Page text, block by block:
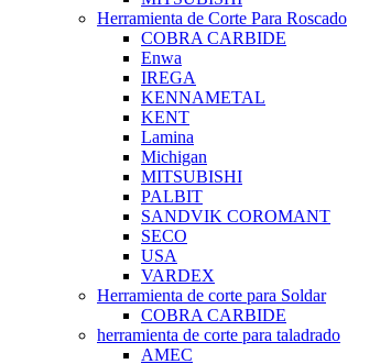
Herramienta de Corte Para Roscado
COBRA CARBIDE
Enwa
IREGA
KENNAMETAL
KENT
Lamina
Michigan
MITSUBISHI
PALBIT
SANDVIK COROMANT
SECO
USA
VARDEX
Herramienta de corte para Soldar
COBRA CARBIDE
herramienta de corte para taladrado
AMEC